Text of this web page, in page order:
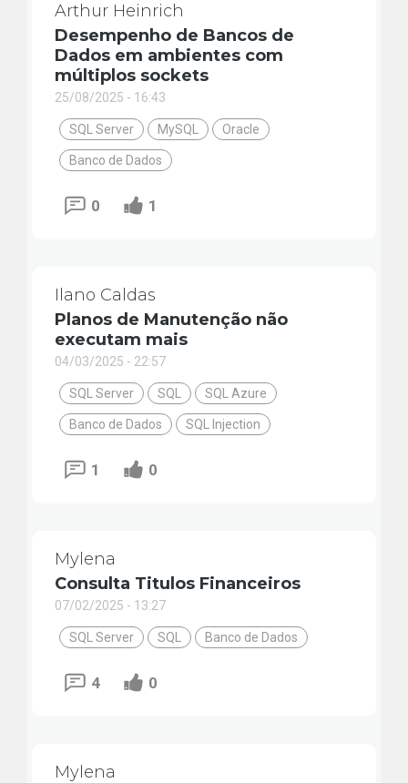
Arthur Heinrich
Desempenho de Bancos de
Dados em ambientes com
múltiplos sockets
25/08/2025 - 16:43
SQL Server MySQL Oracle
Banco de Dados
0 1
Ilano Caldas
Planos de Manutenção não
executam mais
04/03/2025 - 22:57
SQL Server SQL SQL Azure
Banco de Dados SQL Injection
1 0
Mylena
Consulta Titulos Financeiros
07/02/2025 - 13:27
SQL Server SQL Banco de Dados
4 0
Mylena